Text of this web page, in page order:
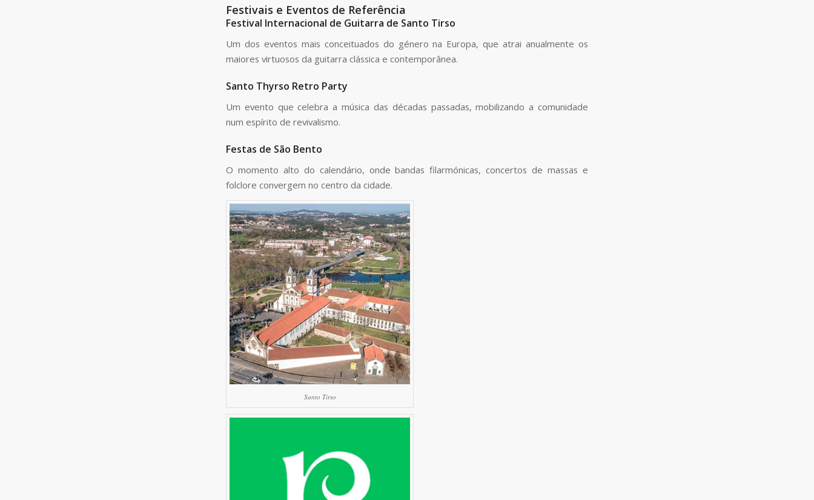
Festivais e Eventos de Referência
Festival Internacional de Guitarra de Santo Tirso
Um dos eventos mais conceituados do género na Europa, que atrai anualmente os
maiores virtuosos da guitarra clássica e contemporânea.
Santo Thyrso Retro Party
Um evento que celebra a música das décadas passadas, mobilizando a comunidade
num espírito de revivalismo.
Festas de São Bento
O momento alto do calendário, onde bandas filarmónicas, concertos de massas e
folclore convergem no centro da cidade.
Santo Tirso